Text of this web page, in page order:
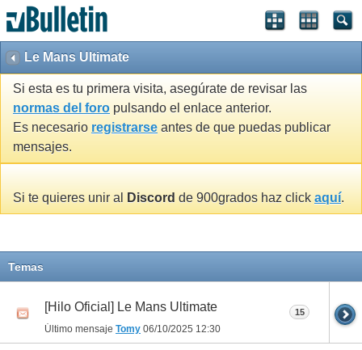
Le Mans Ultimate
Si esta es tu primera visita, asegúrate de revisar las
normas del foro pulsando el enlace anterior.
Es necesario registrarse antes de que puedas publicar
mensajes.
Si te quieres unir al Discord de 900grados haz click aquí.
Temas
[Hilo Oficial] Le Mans Ultimate
Último mensaje Tomy 06/10/2025 12:30
15